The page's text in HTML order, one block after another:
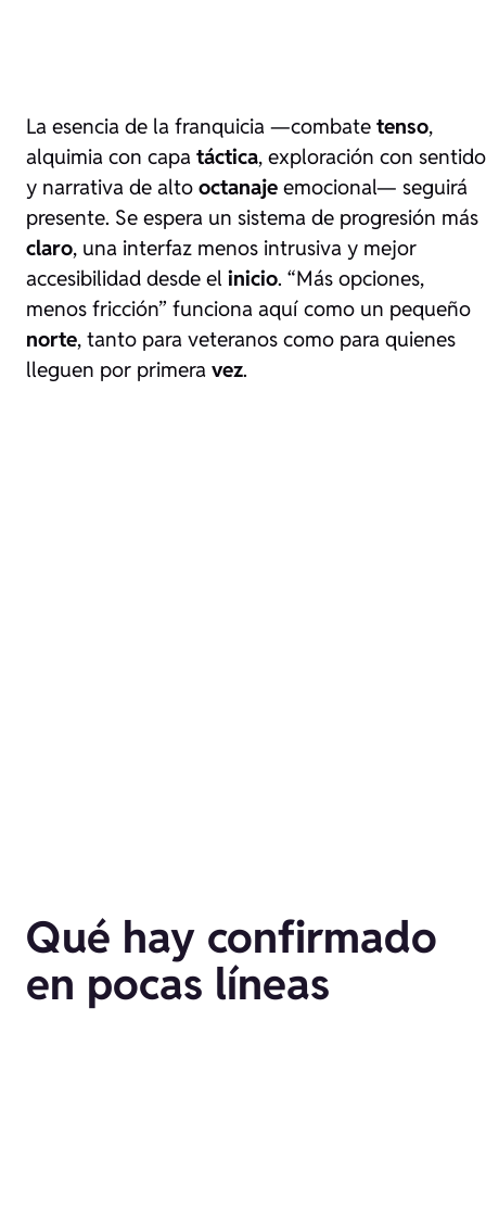
La esencia de la franquicia —combate tenso,
alquimia con capa táctica, exploración con sentido
y narrativa de alto octanaje emocional— seguirá
presente. Se espera un sistema de progresión más
claro, una interfaz menos intrusiva y mejor
accesibilidad desde el inicio. “Más opciones,
menos fricción” funciona aquí como un pequeño
norte, tanto para veteranos como para quienes
lleguen por primera vez.
Qué hay confirmado
en pocas líneas